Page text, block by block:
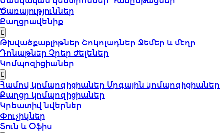
Ծառայություններ
Քաղցրավենիք
Թխվածքաբլիթներ Շոկոլադներ Ջեմեր և մեղր
Դոնաթներ Չրեր Ժելեներ
Կոմպոզիցիաներ
Համով կոմպոզիցիաներ Մրգային կոմպոզիցիաներ
Քաղցր կոմպոզիցիաներ
Կրեատիվ նվերներ
Փուչիկներ
Տուն և Օֆիս